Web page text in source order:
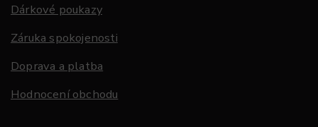
Dárkové poukazy
Záruka spokojenosti
Doprava a platba
Hodnocení obchodu